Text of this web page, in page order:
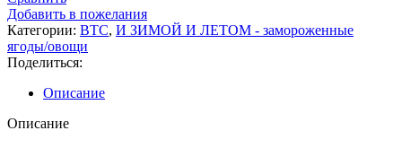
Добавить в пожелания
Категории: BTC, И ЗИМОЙ И ЛЕТОМ - замороженные
ягоды/овощи
Поделиться:
Описание
Описание